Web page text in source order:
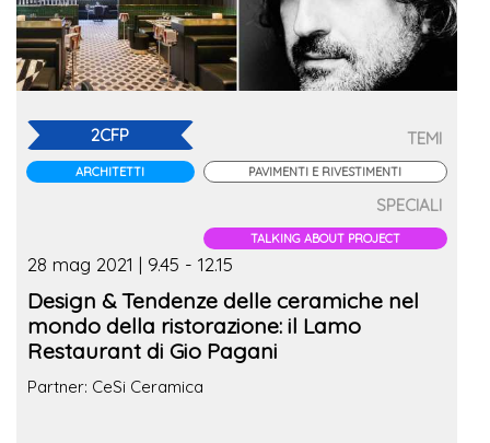
2CFP
ARCHITETTI
TEMI
PAVIMENTI E RIVESTIMENTI
SPECIALI
TALKING ABOUT PROJECT
28 mag 2021 | 9.45 - 12.15
Design & Tendenze delle ceramiche nel
mondo della ristorazione: il Lamo
Restaurant di Gio Pagani
Partner: CeSi Ceramica